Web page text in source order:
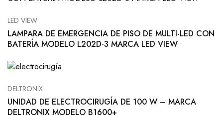
LED VIEW
LAMPARA DE EMERGENCIA DE PISO DE MULTI-LED CON
BATERÍA MODELO L202D-3 MARCA LED VIEW
DELTRONIX
UNIDAD DE ELECTROCIRUGÍA DE 100 W – MARCA
DELTRONIX MODELO B1600+